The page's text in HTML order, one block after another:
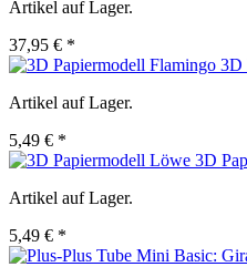
Artikel auf Lager.
37,95 € *
3D
Artikel auf Lager.
5,49 € *
3D
Artikel auf Lager.
5,49 € *